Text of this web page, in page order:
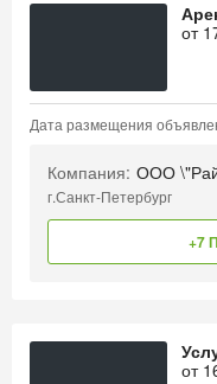
от
Дата размещения
Компания: ООО
г.Санкт-Петербург
+7
от